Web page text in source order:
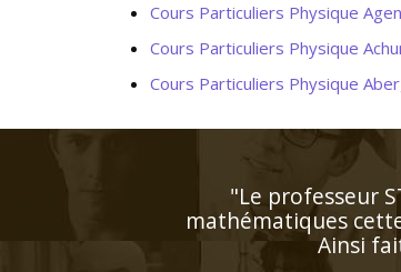
Cours Particuliers Physique
Cours Particuliers Physique
Cours Particuliers Physique
"Très bon contact,